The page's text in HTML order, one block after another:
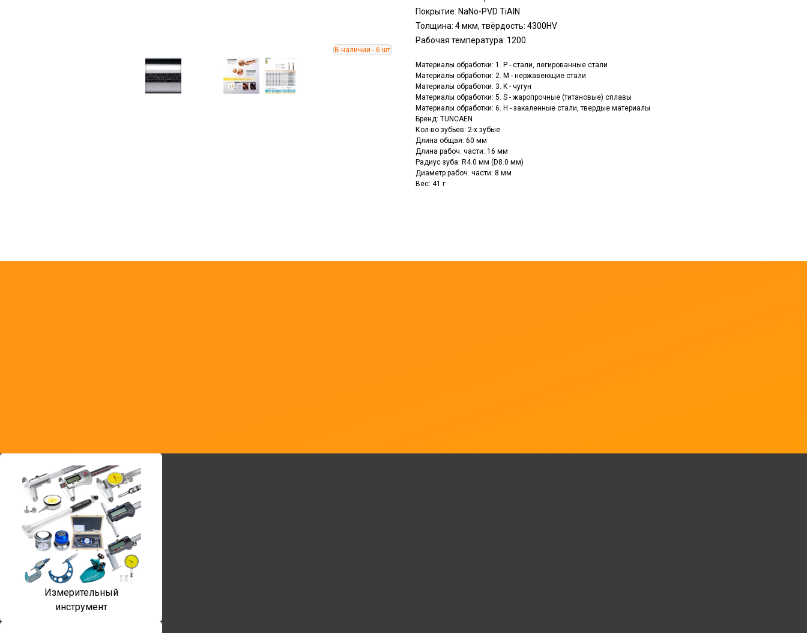
Покрытие: NaNo-PVD TiAlN
Толщина: 4 мкм, твёрдость: 4300HV
Рабочая температура: 1200
Материалы обработки: 1. P - стали, легированные стали
Материалы обработки: 2. M - нержавеющие стали
Материалы обработки: 3. K - чугун
Материалы обработки: 5. S - жаропрочные (титановые) сплавы
Материалы обработки: 6. H - закаленные стали, твердые материалы
Бренд: TUNCAEN
Кол-во зубьев: 2-х зубые
Длина общая: 60 мм
Длина рабоч. части: 16 мм
Радиус зуба: R4.0 мм (D8.0 мм)
Диаметр рабоч. части: 8 мм
Вес: 41 г
Измерительный
инструмент